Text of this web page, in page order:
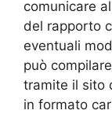
comunicare
del rapporto
eventuali
può
tramite il sito
in formato